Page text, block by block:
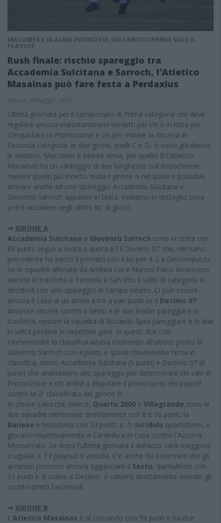
MACOMER E M.ALMA PROMOSSI, ISILI-ANTIOCHENSE VALE IL
PLAYOFF
Rush finale: rischio spareggio tra
Accademia Sulcitana e Sarroch, l'Atletico
Masainas può fare festa a Perdaxius
Sabato, 9 Maggio, 2026
Ultima giornata per il campionato di Prima categoria che deve
regalare ancora importantissimi verdetti per chi è in lotta per
conquistare la Promozione e chi per evitare la discesa in
Seconda categoria. In due gironi, quelli C e D, si sono già decise
le vincitrici, Macomer e Monte Alma, per quello B l'Atletico
Masainas ha un vantaggio di due lunghezze sull'Antiochense
mentre quello più incerto resta il girone A nel quale è possibile
arrivare anche ad uno spareggio Accademia Sulcitana e
Gioventù Sarroch appaiate in testa. Vediamo in dettaglio cosa
potrà accadere negli ultimi 90' di gioco.
⇒ GIRONE A
Accademia Sulcitana e Gioventù Sarroch sono in testa con
68 punti, segue a ruota a quota 67 il Decimo 07 che, nel turno
precedente ha perso il primato con il ko per 4-2 a Decimoputzu.
Se le squadre allenate da Andrea Loi e Nunzio Falco dovessero
vincere in trasferta a Tertenia e San Vito il salto di categoria si
deciderà con uno spareggio in campo neutro. Ci può essere
ancora il caso di un arrivo a tre a pari punti se il Decimo 07
dovesse vincere contro il Sestu e le due leader pareggiare in
trasferta, oppure la squadra di Riccardo Spini pareggiare e le due
in vetta perdere le rispettive gare. In questi due casi
interverrebbe la classifica avulsa mettendo all'ultimo posto la
Gioventù Sarroch con 4 punti, e quindi chiuderebbe terza in
classifica, dietro Accademia Sulcitana (5 punti) e Decimo 07 (6
punti) che andrebbero allo spareggio per determinare chi sale in
Promozione e chi andrà a disputare il primo turno dei playoff
contro la 2ª classificata del girone B.
In chiave salvezza, invece, Quartu 2000 e Villagrande sono le
due squadre retrocesse direttamente con 8 e 16 punti, la
Bariese è terzultima con 23 punti, a -5 dall'Idolo quartultimo, e
giocano rispettivamente a Cardedu e in casa contro l'Azzurra
Monserrato. Se dopo l'ultima giornata il distacco sarà maggiore
o uguale a 7 il playout si annulla. C'è anche da osservare che gli
arzanesi possono ancora agganciare il Sestu, quintultimo con
31 punti e di scena a Decimo, e salvarsi direttamente avendo gli
scontri diretti favorevoli.
⇒ GIRONE B
L'Atletico Masainas è al comando con 59 punti e ha due